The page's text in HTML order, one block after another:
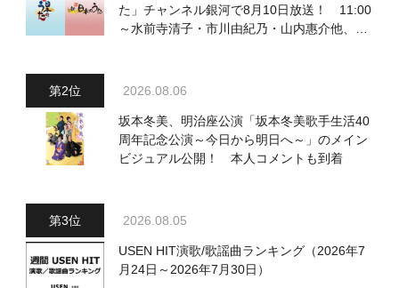
た」チャンネル銀河で8月10日放送！ 11:00
～水前寺清子・市川由紀乃・山内惠介他、
2026.08.06
坂本冬美、明治座公演「坂本冬美歌手生活40
周年記念公演～今日から明日へ～」のメイン
ビジュアル公開！ 本人コメントも到着
2026.08.05
USEN HIT演歌/歌謡曲ランキング（2026年7
月24日～2026年7月30日）